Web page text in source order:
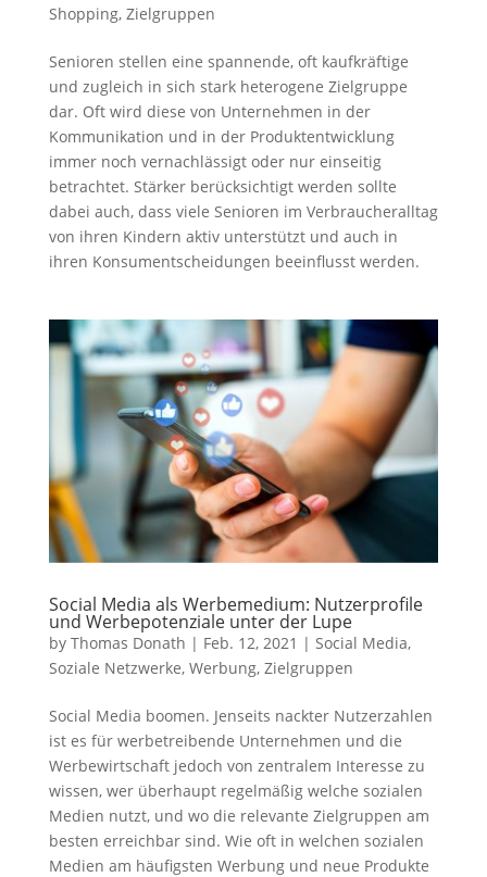
Shopping, Zielgruppen
Senioren stellen eine spannende, oft kaufkräftige
und zugleich in sich stark heterogene Zielgruppe
dar. Oft wird diese von Unternehmen in der
Kommunikation und in der Produktentwicklung
immer noch vernachlässigt oder nur einseitig
betrachtet. Stärker berücksichtigt werden sollte
dabei auch, dass viele Senioren im Verbraucheralltag
von ihren Kindern aktiv unterstützt und auch in
ihren Konsumentscheidungen beeinflusst werden.
Social Media als Werbemedium: Nutzerprofile
und Werbepotenziale unter der Lupe
by Thomas Donath | Feb. 12, 2021 | Social Media,
Soziale Netzwerke, Werbung, Zielgruppen
Social Media boomen. Jenseits nackter Nutzerzahlen
ist es für werbetreibende Unternehmen und die
Werbewirtschaft jedoch von zentralem Interesse zu
wissen, wer überhaupt regelmäßig welche sozialen
Medien nutzt, und wo die relevante Zielgruppen am
besten erreichbar sind. Wie oft in welchen sozialen
Medien am häufigsten Werbung und neue Produkte